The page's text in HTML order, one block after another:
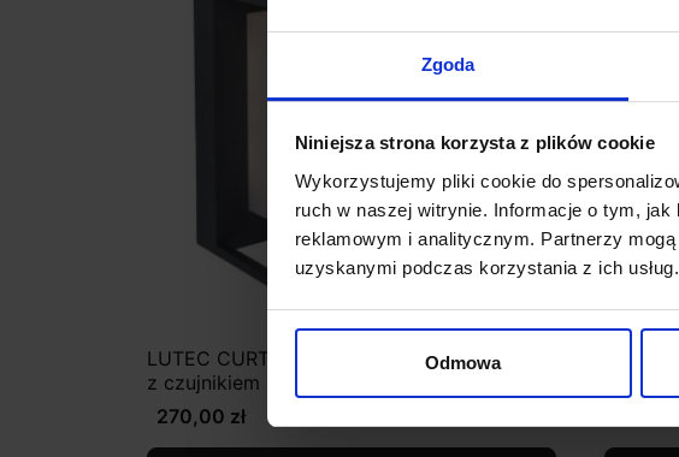
Zgoda
Niniejsza strona korzysta z plików cookie
Wykorzystujemy pliki cookie do
ruch w naszej witrynie. Informacje o tym,
reklamowym i analitycznym. Partnerzy
uzyskanymi podczas korzystania z ich usług.
Odmowa
LUTEC CURTIS Kinkiet zewnętrzny, solarny
z czujnikiem ruchu
270,00 zł